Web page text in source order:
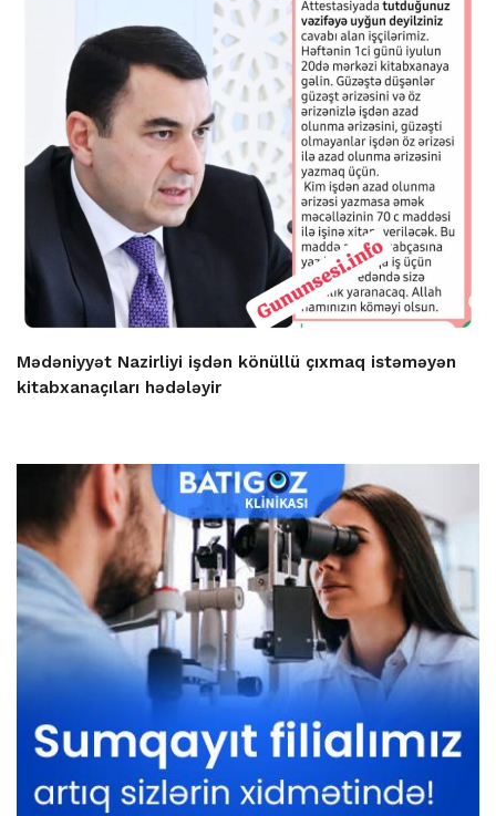
Mədəniyyət Nazirliyi işdən könüllü çıxmaq istəməyən
kitabxanaçıları hədələyir